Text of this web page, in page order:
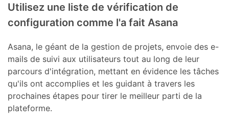
Utilisez une liste de vérification de
configuration comme l'a fait Asana
Asana, le géant de la gestion de projets, envoie des e-
mails de suivi aux utilisateurs tout au long de leur
parcours d'intégration, mettant en évidence les tâches
qu'ils ont accomplies et les guidant à travers les
prochaines étapes pour tirer le meilleur parti de la
plateforme.